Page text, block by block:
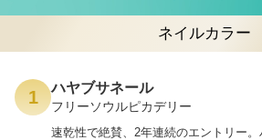
ネイルカラー
1 ハヤブサネール
フリーソウルピカデリー
速乾性で絶賛、2年連続のエントリー